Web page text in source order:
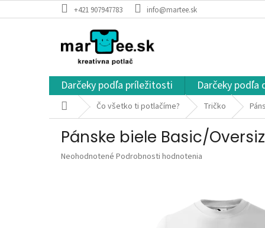
na
+421 907947783 info@martee.sk
Darčeky podľa príležitosti Darčeky podľa
Domov Čo všetko ti potlačíme? Tričko
Pánske biele Basic/
Priemerné
Neohodnotené Podrobnosti hodnotenia